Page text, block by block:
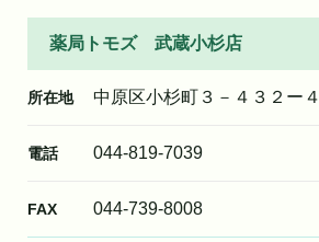
薬局トモズ 武蔵小杉店
所在地 中原区小杉町３－４３２ー４
電話 044-819-7039
FAX 044-739-8008